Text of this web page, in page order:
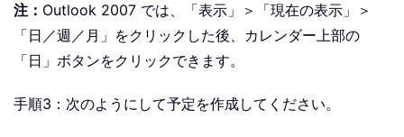
注： Outlook 2007 では、「表示」＞「現在の表示」＞
「日／週／月」をクリックした後、カレンダー上部の
「日」ボタンをクリックできます。
手順3：次のようにして予定を作成してください。